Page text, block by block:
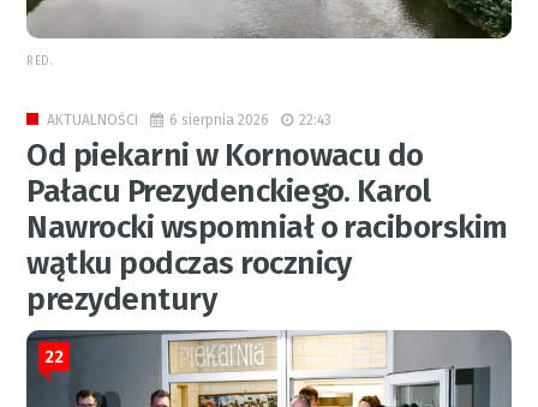
RED.
AKTUALNOŚCI 6 sierpnia 2026 22:43
Od piekarni w Kornowacu do
Pałacu Prezydenckiego. Karol
Nawrocki wspomniał o raciborskim
wątku podczas rocznicy
prezydentury
22